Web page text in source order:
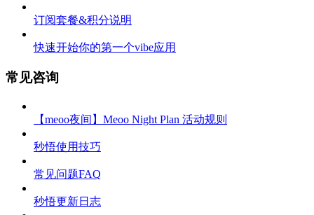
订阅套餐&积分说明
快速开始你的第一个vibe应用
常见咨询
【meoo夜间】Meoo Night Plan 活动规则
秒悟使用技巧
常见问题FAQ
秒悟更新日志